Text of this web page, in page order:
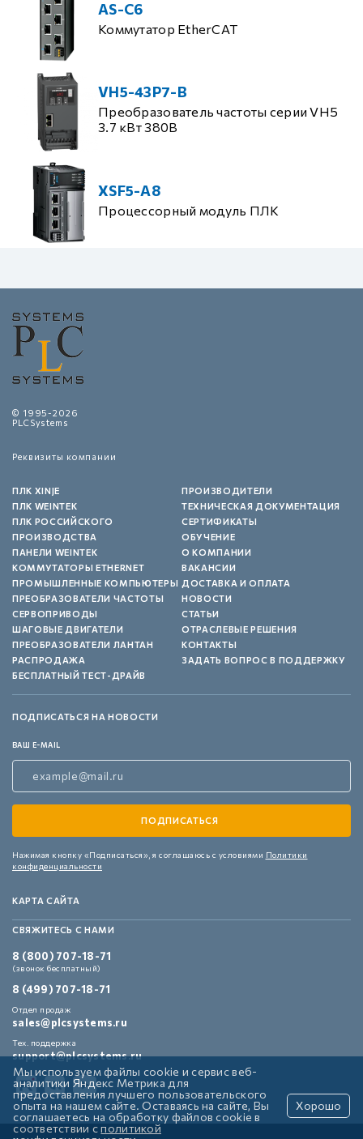
AS-C6
Коммутатор EtherCAT
VH5-43P7-B
Преобразователь частоты серии VH5
3.7 кВт 380В
XSF5-A8
Процессорный модуль ПЛК
© 1995-2026
PLCSystems
Реквизиты компании
ПЛК XINJE
ПЛК WEINTEK
ПЛК РОССИЙСКОГО
ПРОИЗВОДСТВА
ПАНЕЛИ WEINTEK
КОММУТАТОРЫ ETHERNET
ПРОМЫШЛЕННЫЕ КОМПЬЮТЕРЫ
ПРЕОБРАЗОВАТЕЛИ ЧАСТОТЫ
СЕРВОПРИВОДЫ
ШАГОВЫЕ ДВИГАТЕЛИ
ПРЕОБРАЗОВАТЕЛИ ЛАНТАН
РАСПРОДАЖА
БЕСПЛАТНЫЙ ТЕСТ-ДРАЙВ
ПРОИЗВОДИТЕЛИ
ТЕХНИЧЕСКАЯ ДОКУМЕНТАЦИЯ
СЕРТИФИКАТЫ
ОБУЧЕНИЕ
О КОМПАНИИ
ВАКАНСИИ
ДОСТАВКА И ОПЛАТА
НОВОСТИ
СТАТЬИ
ОТРАСЛЕВЫЕ РЕШЕНИЯ
КОНТАКТЫ
ЗАДАТЬ ВОПРОС В ПОДДЕРЖКУ
ПОДПИСАТЬСЯ НА НОВОСТИ
ВАШ E-MAIL
Нажимая кнопку «Подписаться», я соглашаюсь с условиями Политики
конфиденциальности
КАРТА САЙТА
СВЯЖИТЕСЬ С НАМИ
8 (800) 707-18-71
(звонок бесплатный)
8 (499) 707-18-71
Отдел продаж
sales@plcsystems.ru
Тех. поддержка
support@plcsystems.ru
Мы используем файлы cookie и сервис веб-
аналитики Яндекс Метрика для
предоставления лучшего пользовательского
опыта на нашем сайте. Оставаясь на сайте, Вы
соглашаетесь на обработку файлов cookie в
соответствии сполитикой
Хорошо